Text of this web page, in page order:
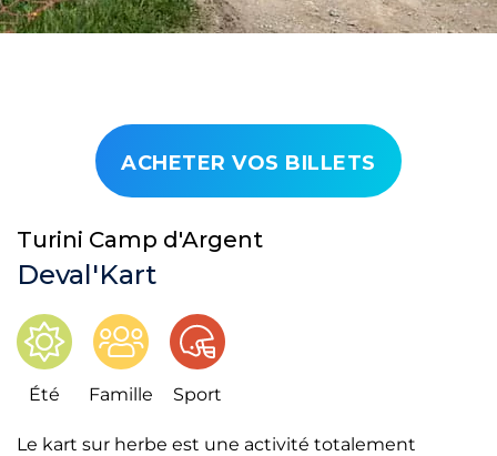
ACHETER VOS BILLETS
Turini Camp d'Argent
Deval'Kart
Été Famille Sport
Le kart sur herbe est une activité totalement